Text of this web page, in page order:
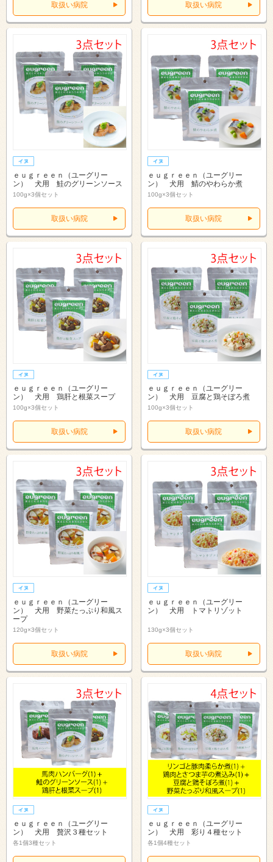
取扱い病院 取扱い病院
ｅｕｇｒｅｅｎ（ユーグリー
ン） 犬用 鮭のグリーンソース
100g×3個セット
取扱い病院
ｅｕｇｒｅｅｎ（ユーグリー
ン） 犬用 鯖のやわらか煮
100g×3個セット
取扱い病院
ｅｕｇｒｅｅｎ（ユーグリー
ン） 犬用 鶏肝と根菜スープ
100g×3個セット
取扱い病院
ｅｕｇｒｅｅｎ（ユーグリー
ン） 犬用 豆腐と鶏そぼろ煮
100g×3個セット
取扱い病院
ｅｕｇｒｅｅｎ（ユーグリー
ン） 犬用 野菜たっぷり和風ス
ープ
120g×3個セット
取扱い病院
ｅｕｇｒｅｅｎ（ユーグリー
ン） 犬用 トマトリゾット
130g×3個セット
取扱い病院
ｅｕｇｒｅｅｎ（ユーグリー
ン） 犬用 贅沢３種セット
各1個3種セット
ｅｕｇｒｅｅｎ（ユーグリー
ン） 犬用 彩り４種セット
各1個4種セット